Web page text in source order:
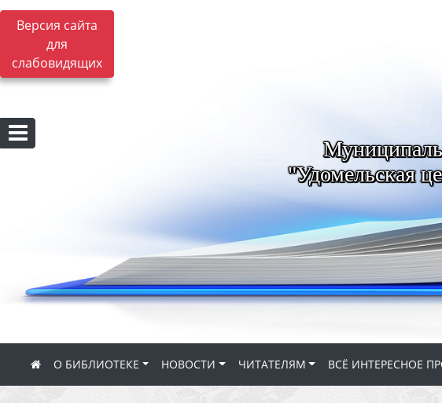
Версия сайта
для
слабовидящих
"Удомельская
О БИБЛИОТЕКЕ НОВОСТИ ЧИТАТЕЛЯМ ВСЁ ИНТЕРЕСНОЕ